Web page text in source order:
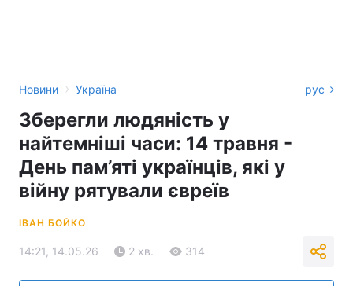
Новини › Україна рус
Зберегли людяність у
найтемніші часи: 14 травня -
День пам’яті українців, які у
війну рятували євреїв
ІВАН БОЙКО
14:21, 14.05.26 2 хв. 314